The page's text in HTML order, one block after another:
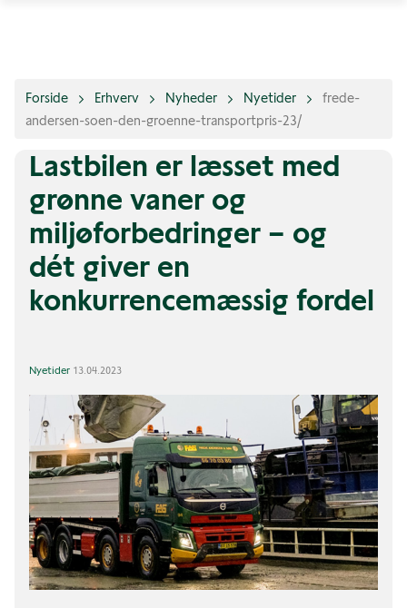
Forside Erhverv Nyheder Nyetider
frede-
andersen-soen-den-groenne-transportpris-23/
Lastbilen er læsset med
grønne vaner og
miljøforbedringer – og
dét giver en
konkurrencemæssig fordel
Nyetider 13.04.2023